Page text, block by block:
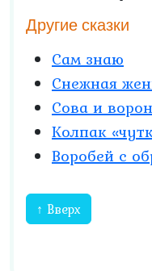
Другие сказки
Сам знаю
Снежная
Сова и ворон
Колпак
Воробей с
↑ Вверх